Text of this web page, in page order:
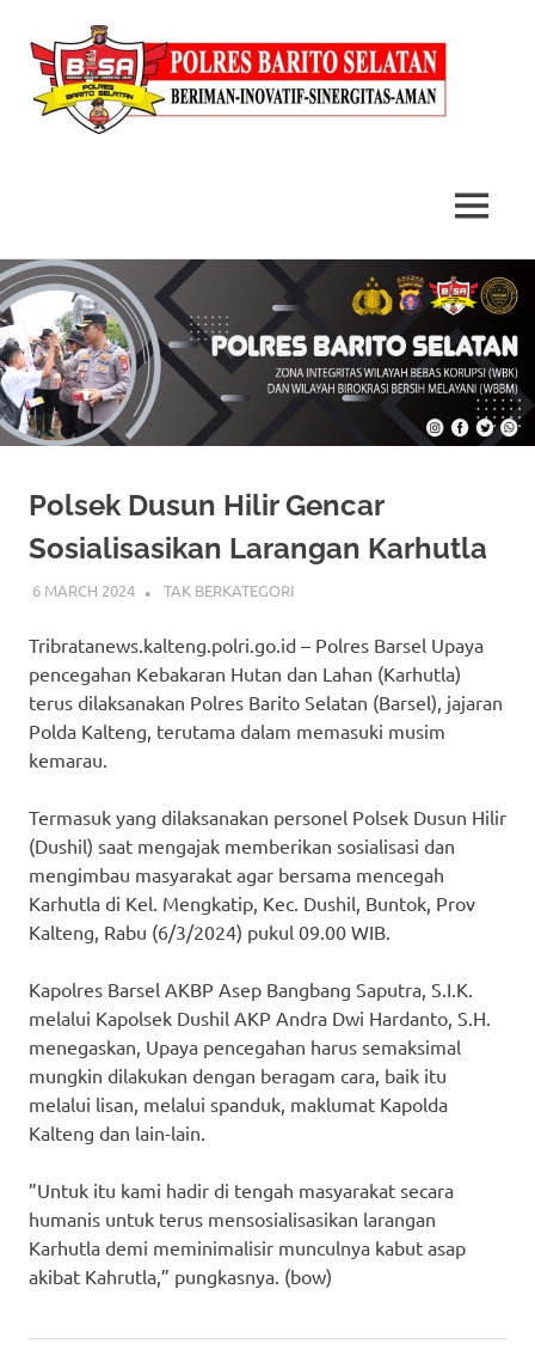
Skip
to
content
MENU
Polsek Dusun Hilir Gencar
Sosialisasikan Larangan Karhutla
6 MARCH 2024 ADMIN_POLRESBARSEL
TAK BERKATEGORI
Tribratanews.kalteng.polri.go.id – Polres Barsel Upaya
pencegahan Kebakaran Hutan dan Lahan (Karhutla)
terus dilaksanakan Polres Barito Selatan (Barsel), jajaran
Polda Kalteng, terutama dalam memasuki musim
kemarau.
Termasuk yang dilaksanakan personel Polsek Dusun Hilir
(Dushil) saat mengajak memberikan sosialisasi dan
mengimbau masyarakat agar bersama mencegah
Karhutla di Kel. Mengkatip, Kec. Dushil, Buntok, Prov
Kalteng, Rabu (6/3/2024) pukul 09.00 WIB.
Kapolres Barsel AKBP Asep Bangbang Saputra, S.I.K.
melalui Kapolsek Dushil AKP Andra Dwi Hardanto, S.H.
menegaskan, Upaya pencegahan harus semaksimal
mungkin dilakukan dengan beragam cara, baik itu
melalui lisan, melalui spanduk, maklumat Kapolda
Kalteng dan lain-lain.
”Untuk itu kami hadir di tengah masyarakat secara
humanis untuk terus mensosialisasikan larangan
Karhutla demi meminimalisir munculnya kabut asap
akibat Kahrutla,” pungkasnya. (bow)